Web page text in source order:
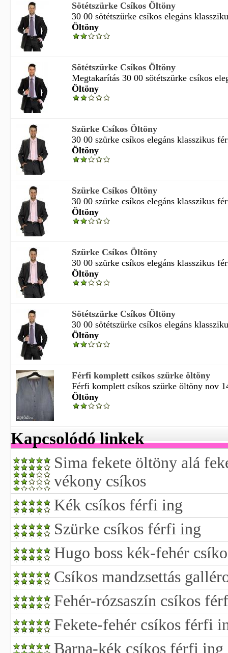
Sötétszürke Csíkos Öltöny
30 00 sötétszürke csíkos elegáns
Öltöny
Sötétszürke Csíkos Öltöny
Megtakarítás 30 00 sötétszürke csíkos
Öltöny
Szürke Csíkos Öltöny
30 00 szürke csíkos elegáns klasszikus
Öltöny
Szürke Csíkos Öltöny
30 00 szürke csíkos elegáns klasszikus
Öltöny
Szürke Csíkos Öltöny
30 00 szürke csíkos elegáns klasszikus
Öltöny
Sötétszürke Csíkos Öltöny
30 00 sötétszürke csíkos elegáns
Öltöny
Férfi komplett csíkos szürke öltöny
Férfi komplett csíkos szürke öltöny nov
Öltöny
Kapcsolódó linkek
Sima fekete öltöny alá
vékony csíkos
Kék csíkos férfi ing
Szürke csíkos férfi ing
Hugo boss kék-fehér
Csíkos mandzsettás
Fehér-rózsaszín csíkos
Fekete-fehér csíkos férfi
Barna-kék csíkos férfi ing